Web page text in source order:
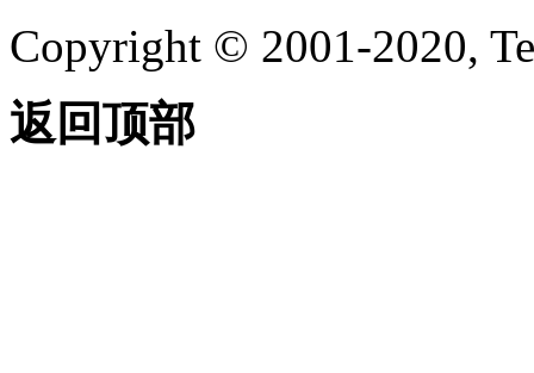
Copyright © 2001-2020,
返回顶部